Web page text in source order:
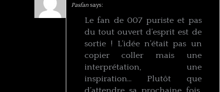
Pasfan says:
Le fan de 007 puriste et pas
du tout ouvert d’esprit est de
sortie ! L’idée n’était pas un
copier coller mais une
interprétation, une
inspiration… Plutôt que